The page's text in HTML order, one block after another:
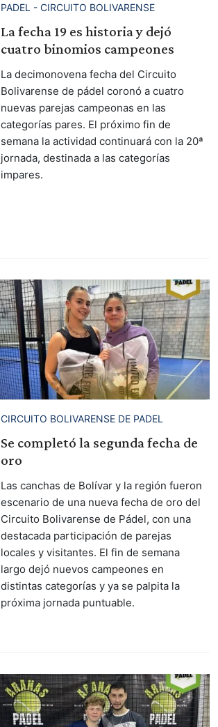
PADEL - CIRCUITO BOLIVARENSE
La fecha 19 es historia y dejó
cuatro binomios campeones
La decimonovena fecha del Circuito
Bolivarense de pádel coronó a cuatro
nuevas parejas campeonas en las
categorías pares. El próximo fin de
semana la actividad continuará con la 20ª
jornada, destinada a las categorías
impares.
CIRCUITO BOLIVARENSE DE PADEL
Se completó la segunda fecha de
oro
Las canchas de Bolívar y la región fueron
escenario de una nueva fecha de oro del
Circuito Bolivarense de Pádel, con una
destacada participación de parejas
locales y visitantes. El fin de semana
largo dejó nuevos campeones en
distintas categorías y ya se palpita la
próxima jornada puntuable.